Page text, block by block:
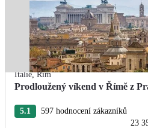
Itálie,Řím
Prodloužený víkend v Římě z
5.1
597 hodnocení zákazníků
23